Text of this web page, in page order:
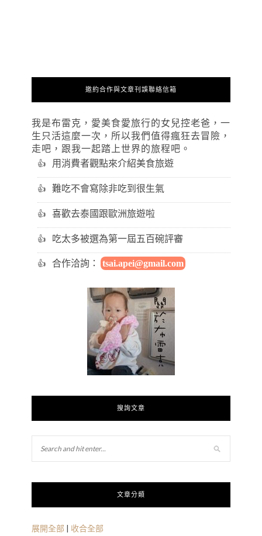
邀約合作與文章刊誤聯絡信箱
我是布雷克，愛美食愛旅行的女兒控老爸，一
生只活這麼一次，所以我們值得瘋狂去冒險，
走吧，跟我一起踏上世界的旅程吧。
用消費者觀點來介紹美食旅遊
難吃不會寫除非吃到很生氣
喜歡去泰國跟歐洲旅遊啦
吃太多被選為第一屆五百碗評審
合作洽詢： tsai.apei@gmail.com
搜詢文章
文章分類
展開全部 | 收合全部